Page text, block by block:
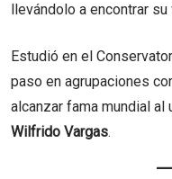
llevándolo a encontrar
Estudió en el
paso en agrupaciones
alcanzar fama mundial
Wilfrido Vargas.